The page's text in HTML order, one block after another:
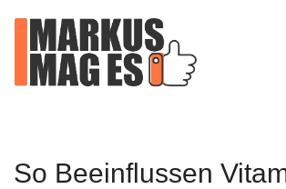
content
So Beeinflussen